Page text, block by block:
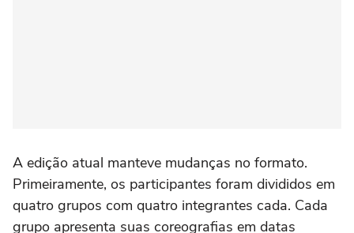
A edição atual manteve mudanças no formato.
Primeiramente, os participantes foram divididos em
quatro grupos com quatro integrantes cada. Cada
grupo apresenta suas coreografias em datas